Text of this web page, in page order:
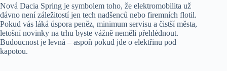
Nová Dacia Spring je symbolem toho, že elektromobilita už
dávno není záležitostí jen tech nadšenců nebo firemních flotil.
Pokud vás láká úspora peněz, minimum servisu a čistší města,
letošní novinky na trhu byste vážně neměli přehlédnout.
Budoucnost je levná – aspoň pokud jde o elektřinu pod
kapotou.